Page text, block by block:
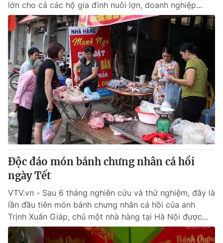
lớn cho cả các hộ gia đình nuôi lợn, doanh nghiệp...
Độc đáo món bánh chưng nhân cá hồi
ngày Tết
VTV.vn - Sau 6 tháng nghiên cứu và thử nghiệm, đây là
lần đầu tiên món bánh chưng nhân cá hồi của anh
Trịnh Xuân Giáp, chủ một nhà hàng tại Hà Nội được...